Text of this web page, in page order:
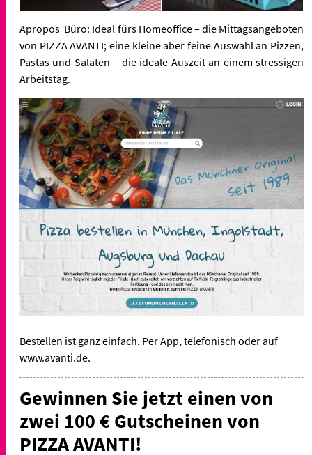
Apropos Büro: Ideal fürs Homeoffice – die Mittagsangeboten
von PIZZA AVANTI; eine kleine aber feine Auswahl an Pizzen,
Pastas und Salaten – die ideale Auszeit an einem stressigen
Arbeitstag.
Bestellen ist ganz einfach. Per App, telefonisch oder auf
www.avanti.de.
Gewinnen Sie jetzt einen von
zwei 100 € Gutscheinen von
PIZZA AVANTI!